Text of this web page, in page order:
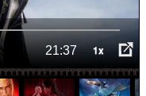
21:37 1x